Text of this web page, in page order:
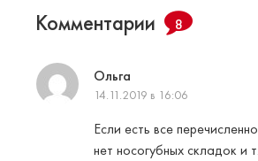
Комментарии 8
Ольга
14.11.2019 в 16:06
Если есть все
нет носогубных складок и